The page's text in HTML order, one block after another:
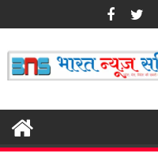
to